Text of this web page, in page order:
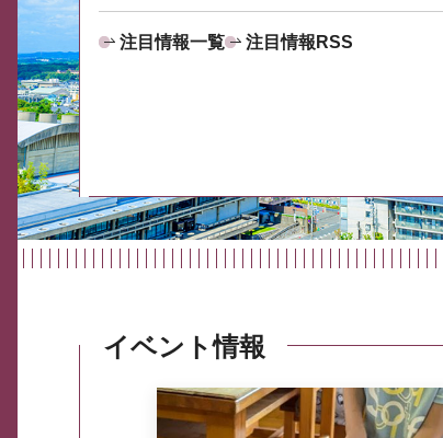
注目情報一覧 注目情報RSS
イベント情報